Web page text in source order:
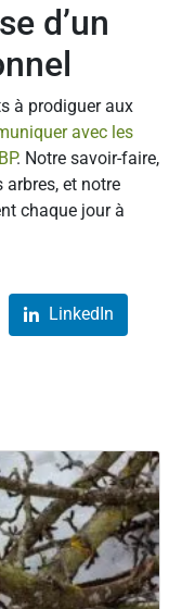
d’un
à prodiguer aux
avec les
. Notre savoir-faire,
et notre
chaque jour à
LinkedIn